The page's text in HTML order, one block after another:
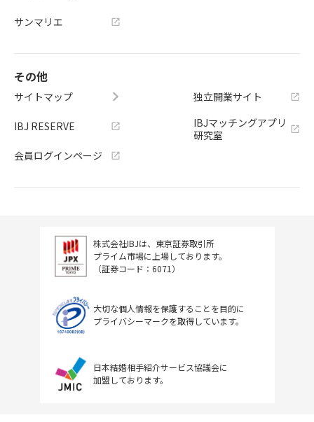
サンマリエ
その他
サイトマップ
IBJ RESERVE
会員ログインページ
独立開業サイト
IBJマッチングアプリ
研究室
株式会社IBJは、東京証券取引所
プライム市場に上場しております。
（証券コード：6071）
大切な個人情報を保護することを目的に
プライバシーマークを取得しています。
日本結婚相手紹介サービス協議会に
加盟しております。